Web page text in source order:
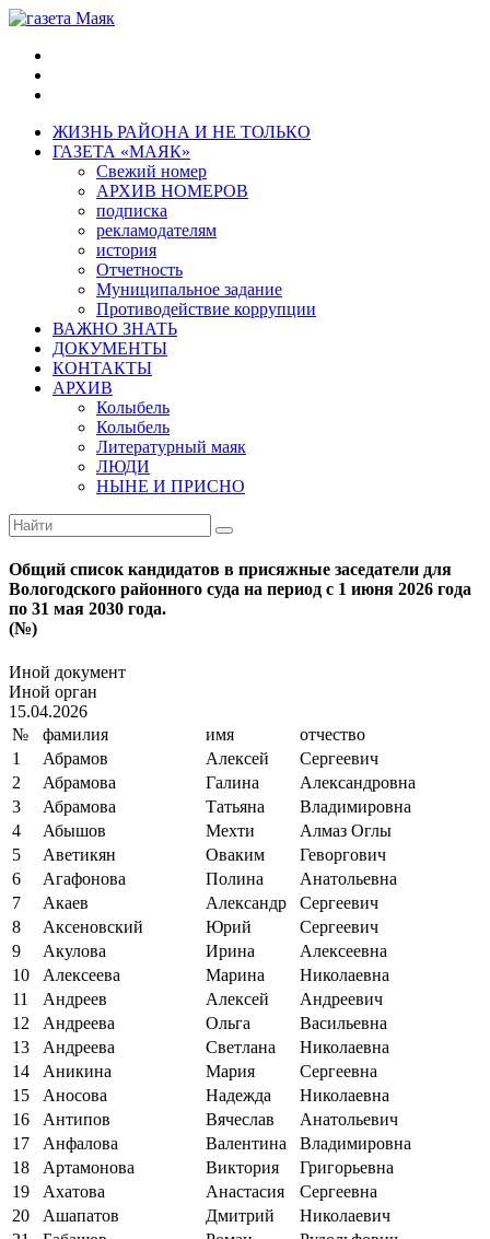
ЖИЗНЬ РАЙОНА И НЕ ТОЛЬКО
ГАЗЕТА «МАЯК»
Свежий номер
АРХИВ НОМЕРОВ
подписка
рекламодателям
история
Отчетность
Муниципальное задание
Противодействие коррупции
ВАЖНО ЗНАТЬ
ДОКУМЕНТЫ
КОНТАКТЫ
АРХИВ
Колыбель
Колыбель
Литературный маяк
ЛЮДИ
НЫНЕ И ПРИСНО
Общий список кандидатов в присяжные заседатели для
Вологодского районного суда на период с 1 июня 2026 года
по 31 мая 2030 года.
(№)
Иной документ
Иной орган
15.04.2026
№
фамилия имя
отчество
1
Абрамов Алексей
Сергеевич
2
Абрамова Галина
Александровна
3
Абрамова Татьяна
Владимировна
4
Абышов Мехти
Алмаз Оглы
5
Аветикян Оваким
Геворгович
6
Агафонова Полина
Анатольевна
7
Акаев Александр
Сергеевич
8
Аксеновский Юрий
Сергеевич
9
Акулова Ирина
Алексеевна
10
Алексеева Марина
Николаевна
11
Андреев Алексей
Андреевич
12
Андреева Ольга
Васильевна
13
Андреева Светлана
Николаевна
14
Аникина Мария
Сергеевна
15
Аносова Надежда
Николаевна
16
Антипов Вячеслав
Анатольевич
17
Анфалова Валентина
Владимировна
18
Артамонова Виктория
Григорьевна
19
Ахатова Анастасия
Сергеевна
20
Ашапатов Дмитрий
Николаевич